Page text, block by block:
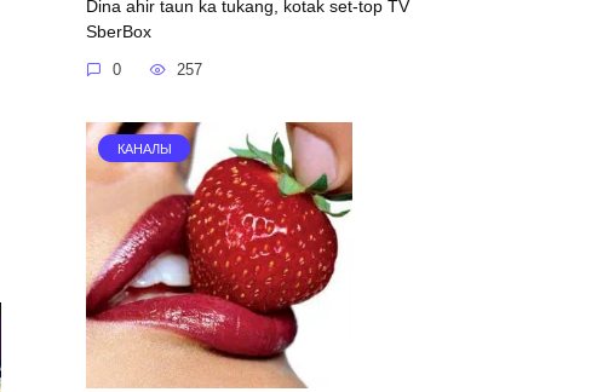
Dina ahir taun ka tukang, kotak set-top TV
SberBox
0 257
КАНАЛЫ